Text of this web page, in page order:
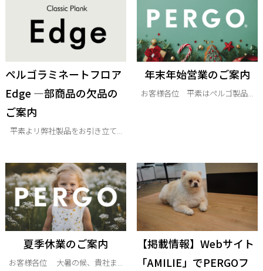
ペルゴラミネートフロア
Edge —部商品の欠品の
ご案内
平素よリ弊社製品をお引き立て...
年末年始営業のご案内
お客様各位 平素はペルゴ製品...
夏季休業のご案内
お客様各位 大暑の候、貴社ま...
【掲載情報】Webサイト
「AMILIE」でPERGOフ